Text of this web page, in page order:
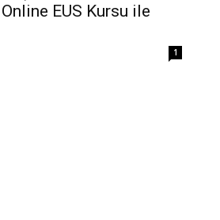
EUS Kursu ile
1